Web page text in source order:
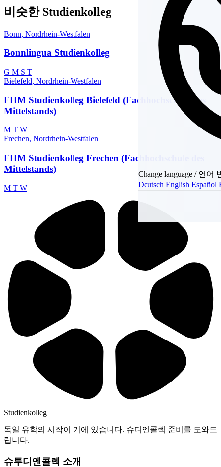
Change language / 언어
DeutschEnglishEspañol
비슷한 Studienkolleg
Bonn, Nordrhein-Westfalen
Bonnlingua Studienkolleg
G M S T
Bielefeld, Nordrhein-Westfalen
FHM Studienkolleg Bielefeld (Fachhochschule des
Mittelstands)
M T W
Frechen, Nordrhein-Westfalen
FHM Studienkolleg Frechen (Fachhochschule des
Mittelstands)
M T W
Studienkolleg
독일 유학의 시작이 기에 있습니다. 슈디엔콜렉 준비를 도와드
립니다.
슈투디엔콜렉 소개